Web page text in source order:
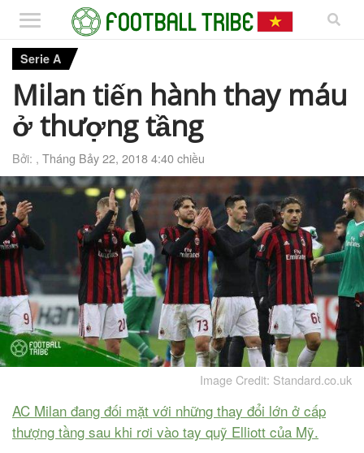
Serie A
Milan tiến hành thay máu
ở thượng tầng
Bởi: , Tháng Bảy 22, 2018 4:40 chiều
Image Credit: Standard.co.uk
AC Milan đang đối mặt với những thay đổi lớn ở cấp
thượng tầng sau khi rơi vào tay quỹ Elliott của Mỹ.